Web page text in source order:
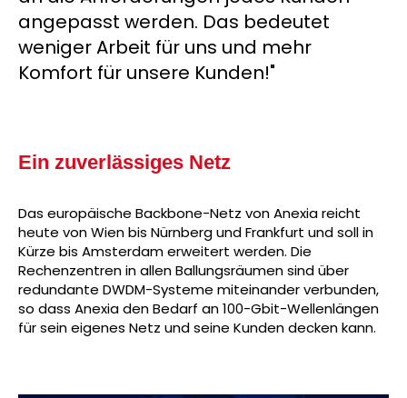
angepasst werden. Das bedeutet
weniger Arbeit für uns und mehr
Komfort für unsere Kunden!"
Ein zuverlässiges Netz
Das europäische Backbone-Netz von Anexia reicht
heute von Wien bis Nürnberg und Frankfurt und soll in
Kürze bis Amsterdam erweitert werden. Die
Rechenzentren in allen Ballungsräumen sind über
redundante DWDM-Systeme miteinander verbunden,
so dass Anexia den Bedarf an 100-Gbit-Wellenlängen
für sein eigenes Netz und seine Kunden decken kann.